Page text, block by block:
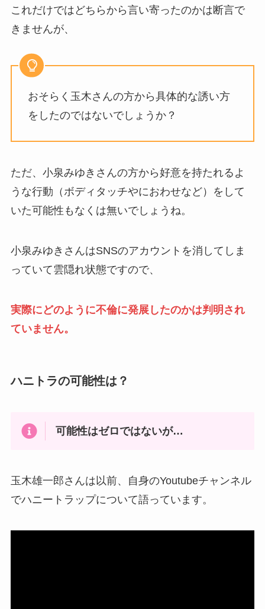
これだけではどちらから言い寄ったのかは断言で
きませんが、
おそらく玉木さんの方から具体的な誘い方
をしたのではないでしょうか？
ただ、小泉みゆきさんの方から好意を持たれるよ
うな行動（ボディタッチやにおわせなど）をして
いた可能性もなくは無いでしょうね。
小泉みゆきさんはSNSのアカウントを消してしま
っていて雲隠れ状態ですので、
実際にどのように不倫に発展したのかは判明され
ていません。
ハニトラの可能性は？
可能性はゼロではないが…
玉木雄一郎さんは以前、自身のYoutubeチャンネル
でハニートラップについて語っています。